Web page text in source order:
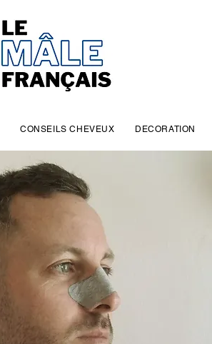
CONSEILS CHEVEUX DECORATION